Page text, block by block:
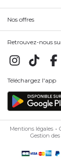
Nos offres
Retrouvez-nous
Téléchargez l'app
Mentions légales
Gestion